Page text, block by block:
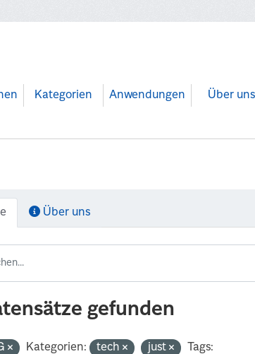
Kategorien Anwendungen Über uns
Über uns
gefunden
Kategorien: tech just
Tags: